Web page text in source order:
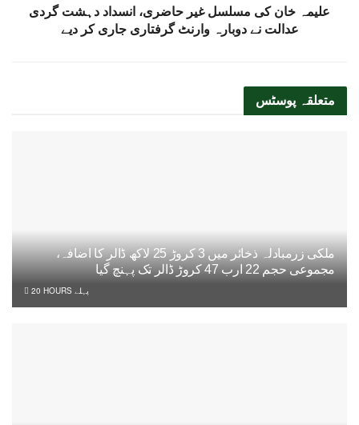
علیمہ خان کی مسلسل غیر حاضری، انسداد دہشت گردی
عدالت نے دوبارہ وارنٹ گرفتاری جاری کر دیے
متعلقہ پوسٹس
ملکی زرمبادلہ ذخائر میں 3 کروڑ 25 لاکھ ڈالر کا اضافہ،
مجموعی حجم 22 ارب 47 کروڑ ڈالر تک پہنچ گیا
20 HOURS پہلے